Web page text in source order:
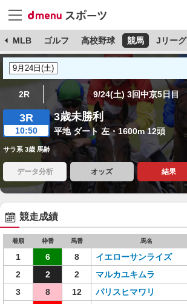
MLB ゴルフ 高校野球 競馬 Jリーグ
2R 9/24(土) 3回中京5日目
3R
10:50
3歳未勝利
平地 ダート 左・1600m 12頭
サラ系 3歳 馬齢
データ分析 オッズ 結果
競走成績
着順 枠番 馬番 馬名
1 6 8 イエローサンライズ
2
2 2 マルカユキムラ
3
8 12 パリスヒマワリ